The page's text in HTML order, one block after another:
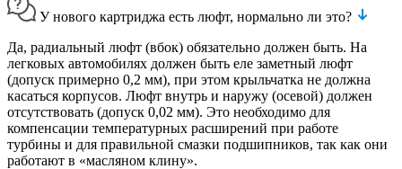
У нового картриджа есть люфт, нормально ли это?
Да, радиальный люфт (вбок) обязательно должен быть. На
легковых автомобилях должен быть еле заметный люфт
(допуск примерно 0,2 мм), при этом крыльчатка не должна
касаться корпусов. Люфт внутрь и наружу (осевой) должен
отсутствовать (допуск 0,02 мм). Это необходимо для
компенсации температурных расширений при работе
турбины и для правильной смазки подшипников, так как они
работают в «масляном клину».